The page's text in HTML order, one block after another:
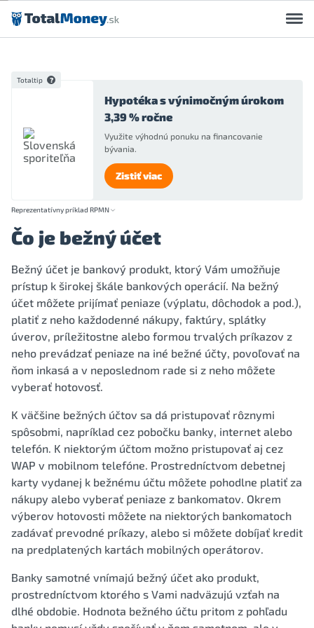
Preskočiť na obsah
Totaltip
Hypotéka s výnimočným úrokom
3,39 % ročne
Využite výhodnú ponuku na financovanie
bývania.
Zistiť viac
Reprezentatívny príklad RPMN
Čo je bežný účet
Bežný účet je bankový produkt, ktorý Vám umožňuje
prístup k širokej škále bankových operácií. Na bežný
účet môžete prijímať peniaze (výplatu, dôchodok a pod.),
platiť z neho každodenné nákupy, faktúry, splátky
úverov, príležitostne alebo formou trvalých príkazov z
neho prevádzať peniaze na iné bežné účty, povoľovať na
ňom inkasá a v neposlednom rade si z neho môžete
vyberať hotovosť.
K väčšine bežných účtov sa dá pristupovať rôznymi
spôsobmi, napríklad cez pobočku banky, internet alebo
telefón. K niektorým účtom možno pristupovať aj cez
WAP v mobilnom telefóne. Prostredníctvom debetnej
karty vydanej k bežnému účtu môžete pohodlne platiť za
nákupy alebo vyberať peniaze z bankomatov. Okrem
výberov hotovosti môžete na niektorých bankomatoch
zadávať prevodné príkazy, alebo si môžete dobíjať kredit
na predplatených kartách mobilných operátorov.
Banky samotné vnímajú bežný účet ako produkt,
prostredníctvom ktorého s Vami nadväzujú vzťah na
dlhé obdobie. Hodnota bežného účtu pritom z pohľadu